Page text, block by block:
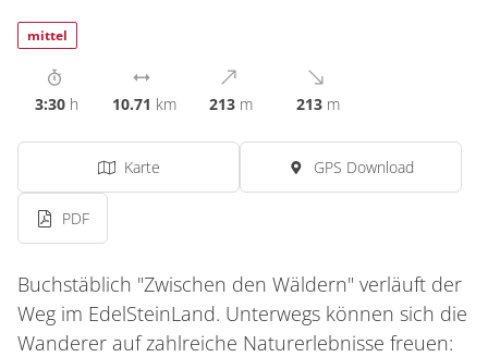
mittel
3:30 h 10.71 km 213 m 213 m
Karte GPS Download
PDF
Buchstäblich "Zwischen den Wäldern" verläuft der
Weg im EdelSteinLand. Unterwegs können sich die
Wanderer auf zahlreiche Naturerlebnisse freuen: